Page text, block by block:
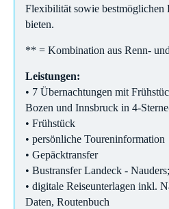
Flexibilität sowie bestmöglichen
bieten.
** = Kombination aus Renn-
Leistungen:
• 7 Übernachtungen mit
Bozen und Innsbruck in 4-
• Frühstück
• persönliche Toureninformation
• Gepäcktransfer
• Bustransfer Landeck -
• digitale Reiseunterlagen inkl.
Daten, Routenbuch